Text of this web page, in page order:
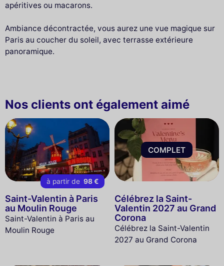
apéritives ou macarons.
Ambiance décontractée, vous aurez une vue magique sur
Paris au coucher du soleil, avec terrasse extérieure
panoramique.
Nos clients ont également aimé
à partir de 98 €
Saint-Valentin à Paris
au Moulin Rouge
Saint-Valentin à Paris au
Moulin Rouge
COMPLET
Célébrez la Saint-
Valentin 2027 au Grand
Corona
Célébrez la Saint-Valentin
2027 au Grand Corona